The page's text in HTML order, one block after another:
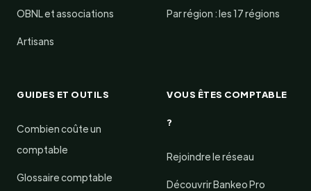
OBNL et associations
Artisans
Par région : les 17 régions
GUIDES ET OUTILS
Combien coûte un
comptable
Glossaire comptable
VOUS ÊTES COMPTABLE
?
Rejoindre le réseau
Découvrir Bankeo Pro